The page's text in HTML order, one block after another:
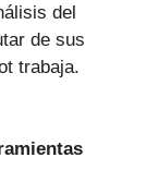
del
de sus
trabaja.